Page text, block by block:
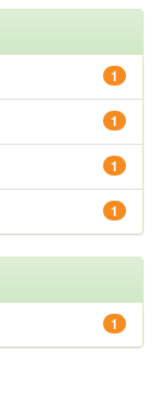
1
1
1
1
1